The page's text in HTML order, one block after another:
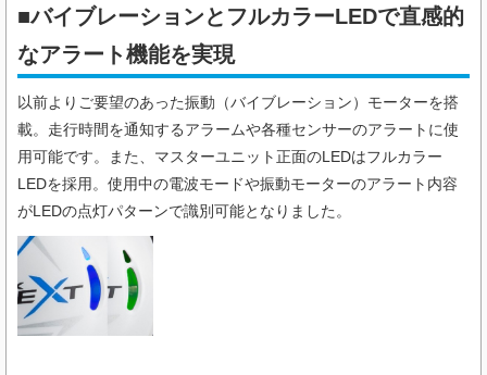
■バイブレーションとフルカラーLEDで直感的
なアラート機能を実現
以前よりご要望のあった振動（バイブレーション）モーターを搭
載。走行時間を通知するアラームや各種センサーのアラートに使
用可能です。また、マスターユニット正面のLEDはフルカラー
LEDを採用。使用中の電波モードや振動モーターのアラート内容
がLEDの点灯パターンで識別可能となりました。